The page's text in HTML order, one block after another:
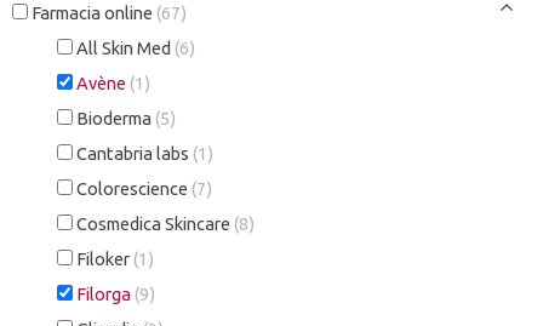
Farmacia online (67)
All Skin Med (6)
Avène (1)
Bioderma (5)
Cantabria labs (1)
Colorescience (7)
Cosmedica Skincare (8)
Filoker (1)
Filorga (9)